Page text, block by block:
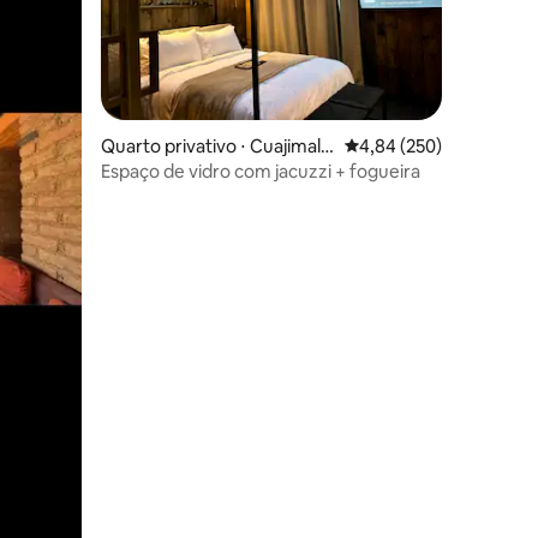
Quarto privativo ⋅ Cuajimalp
a
4,84 de uma avaliação
4,84 (250)
Espaço de vidro com jacuzzi + fogueira